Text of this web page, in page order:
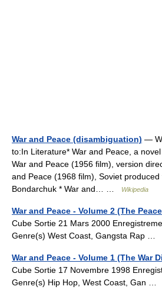
War and Peace (disambiguation) —
to:In Literature* War and Peace, a
War and Peace (1956 film), version
and Peace (1968 film), Soviet
Bondarchuk * War and… …
Wikipedia
War and Peace - Volume 2 (The
Cube Sortie 21 Mars 2000
Genre(s) West Coast, Gangsta Rap …
War and Peace - Volume 1 (The War
Cube Sortie 17 Novembre 1998
Genre(s) Hip Hop, West Coast, Gan …